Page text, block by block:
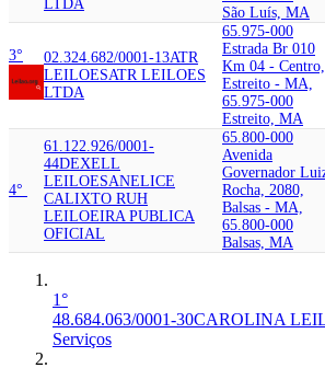
LTDA
São Luís, MA
3° 02.324.682/0001-13ATR
LEILOESATR LEILOES
LTDA
65.975-000
Estrada Br 010
Km 04 - Centro,
Estreito - MA,
65.975-000
Estreito, MA
4°
61.122.926/0001-
44DEXELL
LEILOESANELICE
CALIXTO RUH
LEILOEIRA PUBLICA
OFICIAL
65.800-000
Avenida
Governador
Rocha, 2080,
Balsas - MA,
65.800-000
Balsas, MA
1°
48.684.063/0001-30CAROLINA
Serviços